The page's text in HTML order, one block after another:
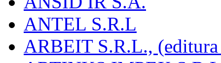
ANTEL S.R.L
ARBEIT S.R.L.,